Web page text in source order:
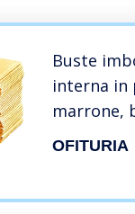
Buste
interna in
marrone,
con
OFITURIA